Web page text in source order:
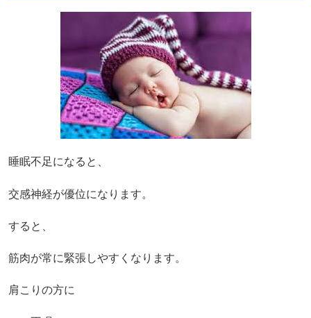
睡眠不足になると、
交感神経が優位になります。
すると、
筋肉が常に緊張しやすくなります。
肩こりの方に